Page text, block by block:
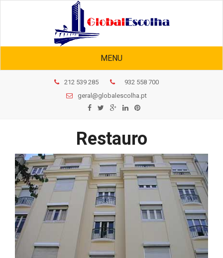
MENU
212 539 285
932 558 700
geral@globalescolha.pt
Restauro